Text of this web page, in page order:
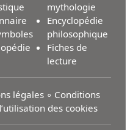
mythologie
Encyclopédie
philosophique
Fiches de
lecture
légales ∘ Conditions
des cookies